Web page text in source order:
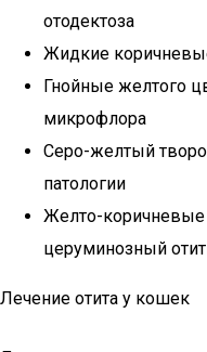
отодектоза
Жидкие
Гнойные желтого
микрофлора
Серо-желтый
патологии
Желто-
церуминозный
Лечение отита у кошек